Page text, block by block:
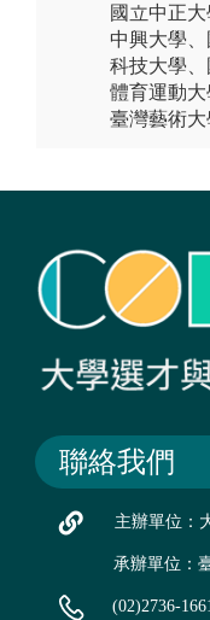
國立中正
中興大學
科技大學
體育運動
臺灣藝術大
聯絡我們
主辦單位：
承辦單位：
(02)2736-